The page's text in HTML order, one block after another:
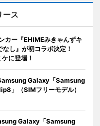
ース
カー『EHIMEみきゃんずキ
し』が初コラボ決定！
に登場！
Galaxy「Samsung
」（SIMフリーモデル）
Galaxy「Samsung